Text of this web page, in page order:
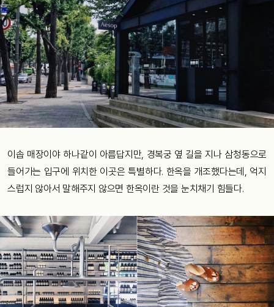
이솝 매장이야 하나같이 아름답지만, 경복궁 옆 길을 지나 삼청동으로
들어가는 입구에 위치한 이곳은 특별하다. 한옥을 개조했다는데, 억지
스럽지 않아서 말해주지 않으면 한옥이란 것을 눈치채기 힘들다.